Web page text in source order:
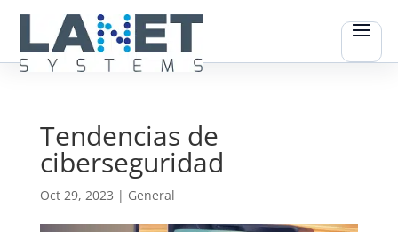
Tendencias de
ciberseguridad
Oct 29, 2023 | General